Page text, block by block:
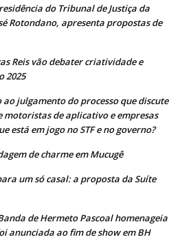
do Tribunal de Justiça da
Rotondano, apresenta propostas de
Reis vão debater criatividade e
2025
ao julgamento do processo que discute
de aplicativo e empresas
está em jogo no STF e no governo?
de charme em Mucugê
um só casal: a proposta da Suíte
de Hermeto Pascoal homenageia
anunciada ao fim de show em BH